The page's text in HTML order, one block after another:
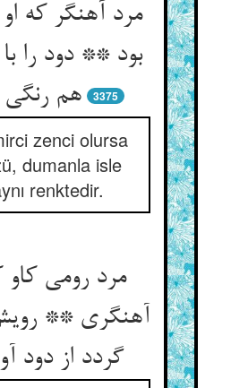
مرد آهنگر که
بود ** دود را
هم رنگی
3375
zenci olursa
dumanla isle
renktedir.
مرد رومی کاو
آهنگری **
گردد از دود